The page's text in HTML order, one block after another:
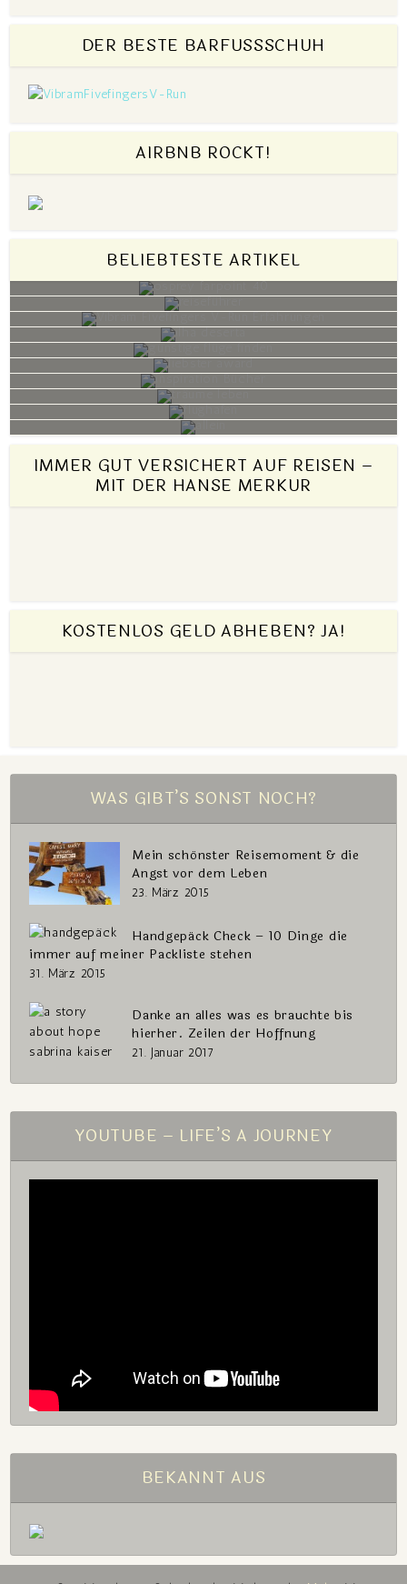
DER BESTE BARFUSSSCHUH
AIRBNB ROCKT!
BELIEBTESTE ARTIKEL
IMMER GUT VERSICHERT AUF REISEN –
MIT DER HANSE MERKUR
KOSTENLOS GELD ABHEBEN? JA!
WAS GIBT’S SONST NOCH?
Mein schönster Reisemoment & die
Angst vor dem Leben
23. März 2015
Handgepäck Check – 10 Dinge die
immer auf meiner Packliste stehen
31. März 2015
Danke an alles was es brauchte bis
hierher. Zeilen der Hoffnung
21. Januar 2017
YOUTUBE – LIFE’S A JOURNEY
BEKANNT AUS